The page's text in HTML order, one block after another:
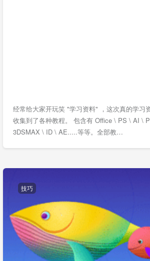
经常给大家开玩笑 "学习资料" ，这次真的学习
收集到了各种教程。 包含有 Office \ PS \ AI \
3DSMAX \ ID \ AE.....等等。全部教…
技巧